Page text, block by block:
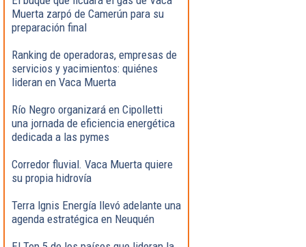
Muerta zarpó de Camerún para su
preparación final
Ranking de operadoras, empresas de
servicios y yacimientos: quiénes
lideran en Vaca Muerta
Río Negro organizará en Cipolletti
una jornada de eficiencia energética
dedicada a las pymes
Corredor fluvial. Vaca Muerta quiere
su propia hidrovía
Terra Ignis Energía llevó adelante una
agenda estratégica en Neuquén